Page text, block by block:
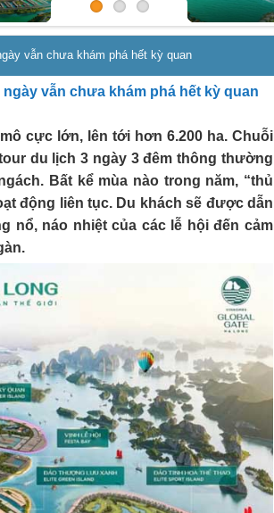
vẫn chưa khám phá hết kỳ quan
vẫn chưa khám phá hết kỳ quan
cực lớn, lên tới hơn 6.200 ha. Chuỗi
du lịch 3 ngày 3 đêm thông thường
Bất kể mùa nào trong năm, “thủ
động liên tục. Du khách sẽ được dẫn
nổ, náo nhiệt của các lễ hội đến cảm